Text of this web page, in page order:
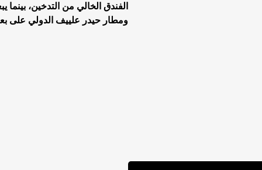
ومطار حيدر علييف الدولي على بعد 28 كم، أي حوالي 30 دقيقة